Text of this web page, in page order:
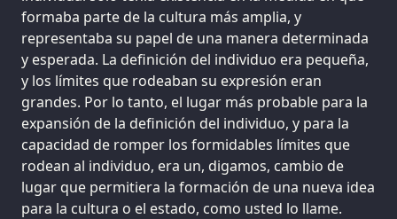
formaba parte de la cultura más amplia, y
representaba su papel de una manera determinada
y esperada. La definición del individuo era pequeña,
y los límites que rodeaban su expresión eran
grandes. Por lo tanto, el lugar más probable para la
expansión de la definición del individuo, y para la
capacidad de romper los formidables límites que
rodean al individuo, era un, digamos, cambio de
lugar que permitiera la formación de una nueva idea
para la cultura o el estado, como usted lo llame.